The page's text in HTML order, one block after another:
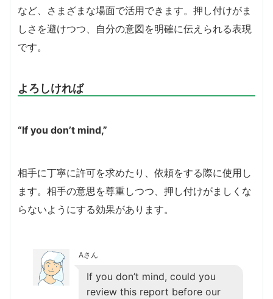
など、さまざまな場面で活用できます。押し付けがま
しさを避けつつ、自分の意図を明確に伝えられる表現
です。
よろしければ
“If you don’t mind,”
相手に丁寧に許可を求めたり、依頼をする際に使用し
ます。相手の意思を尊重しつつ、押し付けがましくな
らないようにする効果があります。
Aさん
If you don’t mind, could you
review this report before our